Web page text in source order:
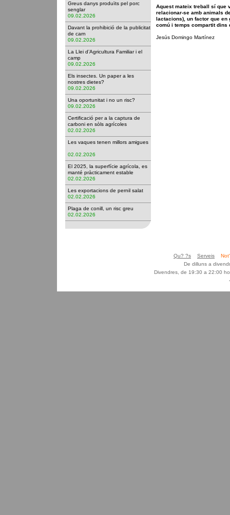
Greus danys produïts pel porc
senglar
09.02.2026
Davant la prohibició de la publicitat
de carn
09.02.2026
La Llei d’Agricultura Familiar i el
camp
09.02.2026
Els insectes. Un paper a les
nostres dietes?
09.02.2026
Una oportunitat i no un risc?
09.02.2026
Certificació per a la captura de
carboni en sòls agrícoles
02.02.2026
Les vaques tenen millors amigues
02.02.2026
El 2025, la superfície agrícola, es
manté pràcticament estable
02.02.2026
Les exportacions de pernil salat
02.02.2026
Plaga de conill, un risc greu
02.02.2026
Aquest mateix treball sí que
relacionar-se amb animals
lactacions), un factor que
comú i temps compartit dins
Jesús Domingo Martínez
Qu? ?s Serveis
De dilluns a
Divendres, de 19:30 a 22:00